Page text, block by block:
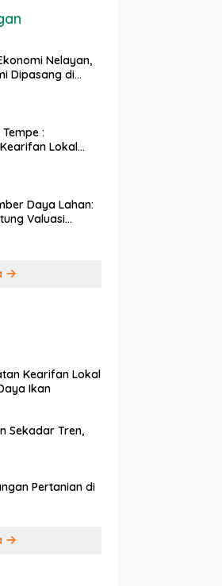
Nelayan,
Dipasang di
:
Lokal
Daya Lahan:
Valuasi
Kearifan Lokal
Ikan
Sekadar Tren,
Pertanian di